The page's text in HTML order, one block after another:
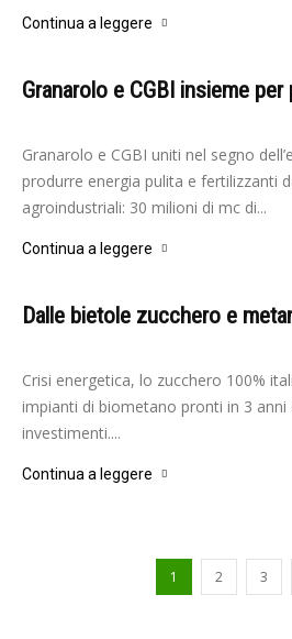
Continua a leggere
Granarolo e CGBI insieme
Redazione - 7 Ottobre 2022
Granarolo e CGBI uniti nel segno
produrre energia pulita e fertilizzanti
agroindustriali: 30 milioni di mc di...
Continua a leggere
Dalle bietole zucchero e
Redazione - 22 Agosto 2022
Crisi energetica, lo zucchero 100%
impianti di biometano pronti in 3 anni
investimenti....
Continua a leggere
1 2 3